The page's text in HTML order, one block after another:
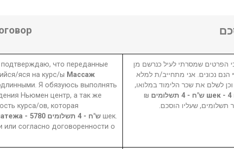
что переданные
яся на курс/ы Массаж
Я обязуюсь выполнять
Ньюмен центр, а так же
курса/ов, которая
5780 шек - 4 платежа - 5780 ש"ח - 4 תשלומים шек.
согласно договоренности о
שמסרתי לעיל כנרשם מן
הנם נכונים. אני מתחייב/ת למלא
וכן לשלם את שכר הלימוד במלואו,
₪
תשלומים, שעליו הוסכם.